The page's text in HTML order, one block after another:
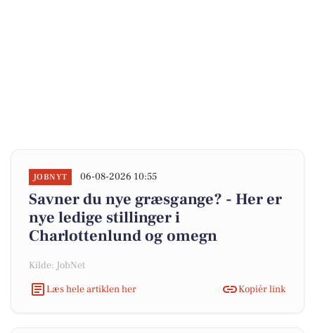
JOBNYT 06-08-2026 10:55
Savner du nye græsgange? - Her er
nye ledige stillinger i
Charlottenlund og omegn
Kilde: JobNet
Læs hele artiklen her
Kopiér link